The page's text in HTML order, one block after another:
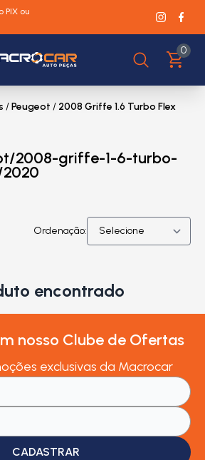
PIX ou
0
/Peugeot / 2008 Griffe 1.6 Turbo Flex
2008-griffe-1-6-turbo-
Ordenação:
encontrado
nosso Clube de Ofertas
exclusivas da Macrocar
CADASTRAR